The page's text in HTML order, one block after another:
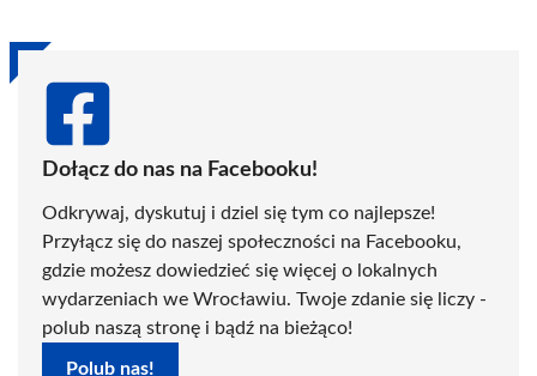
Dołącz do nas na Facebooku!
Odkrywaj, dyskutuj i dziel się tym co najlepsze!
Przyłącz się do naszej społeczności na Facebooku,
gdzie możesz dowiedzieć się więcej o lokalnych
wydarzeniach we Wrocławiu. Twoje zdanie się liczy -
polub naszą stronę i bądź na bieżąco!
Polub nas!